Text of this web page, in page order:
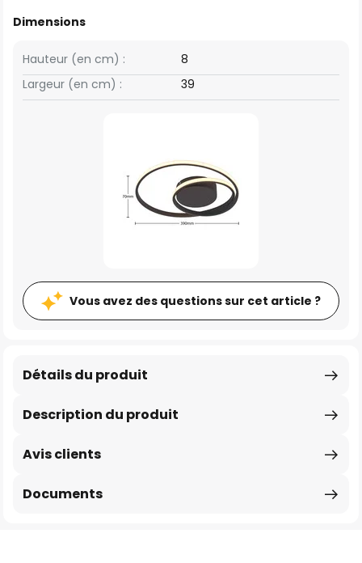
Dimensions
Largeur (en cm) : 39
Hauteur (en cm) : 8
Vous avez des questions sur cet article ?
Description du produit
Détails du produit
Avis clients
Documents